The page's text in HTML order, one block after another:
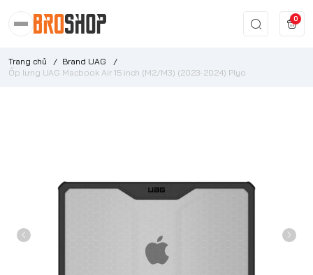
0
Trang chủ / Brand UAG
/
Ốp lưng UAG Macbook Air 15 inch (M2/M3) (2023-2024) Plyo